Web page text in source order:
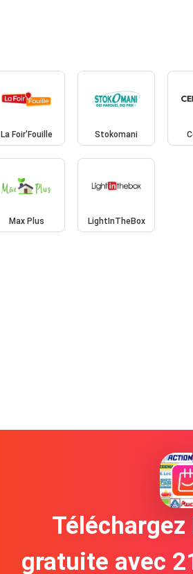
La Foir'Fouille Stokomani
Max Plus LightInTheBox
gratuite avec